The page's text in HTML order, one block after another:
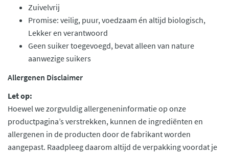
Zuivelvrij
Promise: veilig, puur, voedzaam én altijd biologisch,
Lekker en verantwoord
Geen suiker toegevoegd, bevat alleen van nature
aanwezige suikers
Allergenen Disclaimer
Let op:
Hoewel we zorgvuldig allergeneninformatie op onze
productpagina’s verstrekken, kunnen de ingrediënten en
allergenen in de producten door de fabrikant worden
aangepast. Raadpleeg daarom altijd de verpakking voordat je